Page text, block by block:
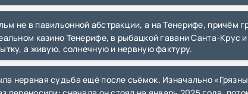
/ In the Grey (2026) WEB-DLRip 720p от New-Team | D, P, A |
HDRezka Studio, Яроцкий
/ In the Grey (2026) WEB-DL 1080p | Мосфильм-Мастер |
версия
/ In the Grey (2026) WEB-DLRip-AVC от ExKinoRay | D |
казино Тенерифе, в рыбацкой гавани Санта-Крус
а живую, солнечную и нервную фактуру.